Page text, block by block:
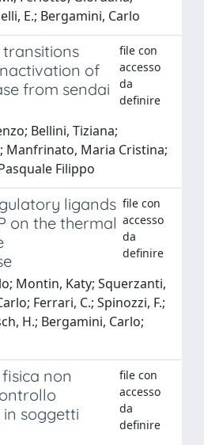
E.; Bergamini, Carlo
of
from sendai
file con
accesso
da
definire
Bellini, Tiziana;
Manfrinato, Maria Cristina;
Filippo
ligands
on the thermal
file con
accesso
da
definire
Montin, Katy; Squerzanti,
Ferrari, C.; Spinozzi, F.;
H.; Bergamini, Carlo;
non
soggetti
file con
accesso
da
definire